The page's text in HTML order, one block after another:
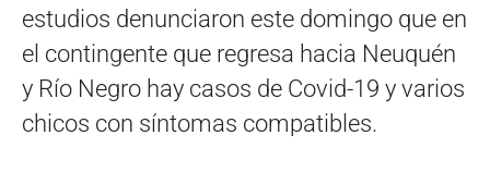
estudios denunciaron este domingo que en
el contingente que regresa hacia Neuquén
y Río Negro hay casos de Covid-19 y varios
chicos con síntomas compatibles.